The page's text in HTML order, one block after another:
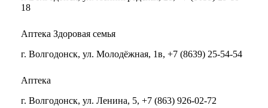
18
Аптека Здоровая семья
г. Волгодонск, ул. Молодёжная, 1в, +7 (8639) 25-54-54
Аптека
г. Волгодонск, ул. Ленина, 5, +7 (863) 926-02-72